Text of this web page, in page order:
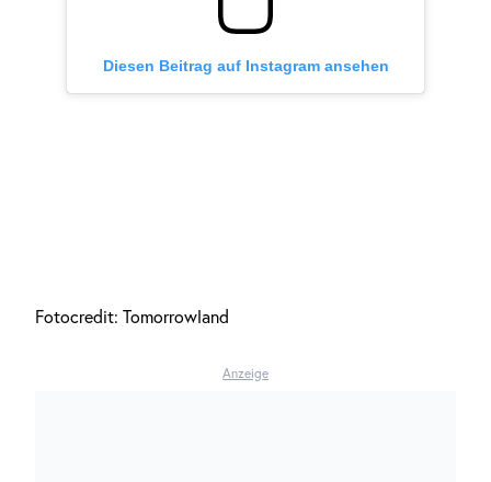
Diesen Beitrag auf Instagram ansehen
Fotocredit: Tomorrowland
Anzeige